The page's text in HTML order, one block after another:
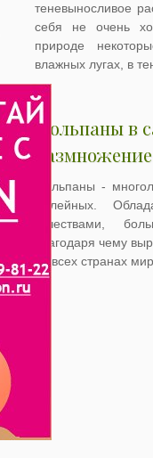
теневыносливое
себя не очень
природе
влажных лугах, в
Тюльпаны в
размножение
Тюльпаны -
Лилейных.
качествами,
благодаря чему
во всех странах